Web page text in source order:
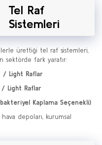
Tel Raf
Sistemleri
ürettiği tel raf sistemleri,
sektörde fark yaratır:
/ Light Raflar
/ Light Raflar
Kaplama Seçenekli)
depoları, kurumsal